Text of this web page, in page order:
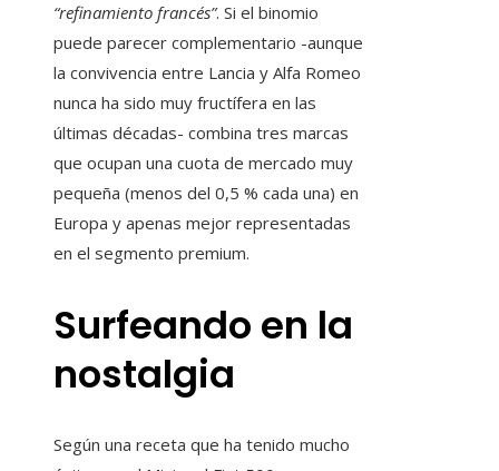
“refinamiento francés”. Si el binomio
puede parecer complementario -aunque
la convivencia entre Lancia y Alfa Romeo
nunca ha sido muy fructífera en las
últimas décadas- combina tres marcas
que ocupan una cuota de mercado muy
pequeña (menos del 0,5 % cada una) en
Europa y apenas mejor representadas
en el segmento premium.
Surfeando en la
nostalgia
Según una receta que ha tenido mucho